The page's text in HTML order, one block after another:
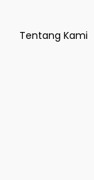
Tentang Kami